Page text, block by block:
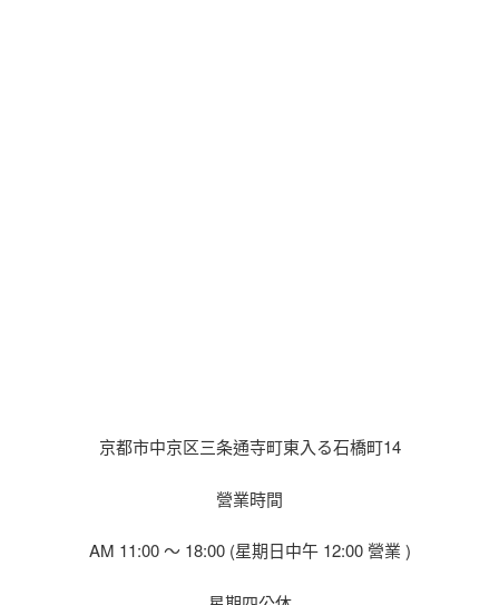
京都市中京区三条通寺町東入る石橋町14
營業時間
AM 11:00 〜 18:00 (星期日中午 12:00 營業 )